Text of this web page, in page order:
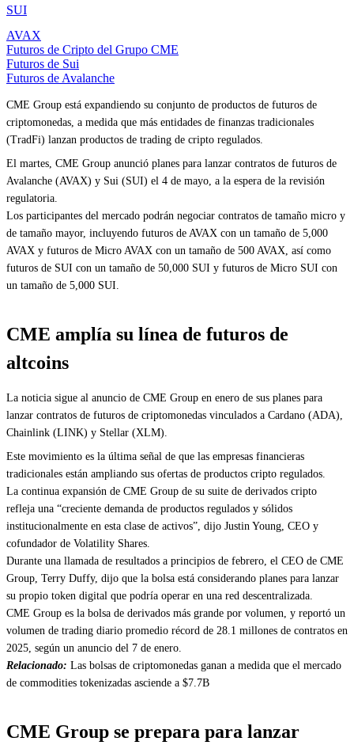
SUI
AVAX
Futuros de Cripto del Grupo CME
Futuros de Sui
Futuros de Avalanche
CME Group está expandiendo su conjunto de productos de futuros de
criptomonedas, a medida que más entidades de finanzas tradicionales
(TradFi) lanzan productos de trading de cripto regulados.
El martes, CME Group anunció planes para lanzar contratos de futuros de
Avalanche (AVAX) y Sui (SUI) el 4 de mayo, a la espera de la revisión
regulatoria.
Los participantes del mercado podrán negociar contratos de tamaño micro y
de tamaño mayor, incluyendo futuros de AVAX con un tamaño de 5,000
AVAX y futuros de Micro AVAX con un tamaño de 500 AVAX, así como
futuros de SUI con un tamaño de 50,000 SUI y futuros de Micro SUI con
un tamaño de 5,000 SUI.
CME amplía su línea de futuros de
altcoins
La noticia sigue al anuncio de CME Group en enero de sus planes para
lanzar contratos de futuros de criptomonedas vinculados a Cardano (ADA),
Chainlink (LINK) y Stellar (XLM).
Este movimiento es la última señal de que las empresas financieras
tradicionales están ampliando sus ofertas de productos cripto regulados.
La continua expansión de CME Group de su suite de derivados cripto
refleja una “creciente demanda de productos regulados y sólidos
institucionalmente en esta clase de activos”, dijo Justin Young, CEO y
cofundador de Volatility Shares.
Durante una llamada de resultados a principios de febrero, el CEO de CME
Group, Terry Duffy, dijo que la bolsa está considerando planes para lanzar
su propio token digital que podría operar en una red descentralizada.
CME Group es la bolsa de derivados más grande por volumen, y reportó un
volumen de trading diario promedio récord de 28.1 millones de contratos en
2025, según un anuncio del 7 de enero.
Relacionado: Las bolsas de criptomonedas ganan a medida que el mercado
de commodities tokenizadas asciende a $7.7B
CME Group se prepara para lanzar